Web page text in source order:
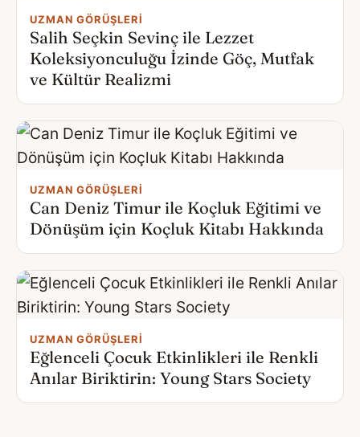
UZMAN GÖRÜŞLERI
Salih Seçkin Sevinç ile Lezzet
Koleksiyonculuğu İzinde Göç, Mutfak
ve Kültür Realizmi
UZMAN GÖRÜŞLERI
Can Deniz Timur ile Koçluk Eğitimi ve
Dönüşüm için Koçluk Kitabı Hakkında
UZMAN GÖRÜŞLERI
Eğlenceli Çocuk Etkinlikleri ile Renkli
Anılar Biriktirin: Young Stars Society